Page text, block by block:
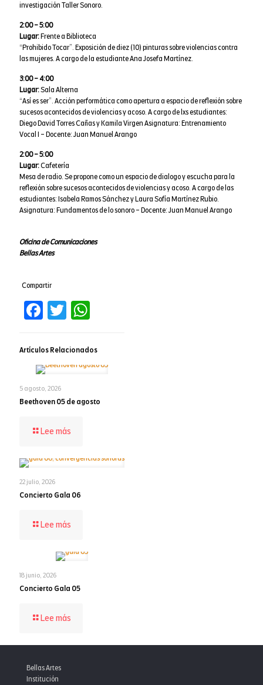
investigación Taller Sonoro.
2:00 – 5:00
Lugar:Frente a Biblioteca
“Prohibido Tocar”. Exposición de diez (10) pinturas sobre violencias contra
las mujeres. A cargo de la estudiante Ana Josefa Martínez.
3:00 – 4:00
Lugar:Sala Alterna
“Así es ser”. Acción performática como apertura a espacio de reflexión sobre
sucesos acontecidos de violencias y acoso. A cargo de lxs estudiantes:
Diego David Torres Cañas y Kamila Virgen Asignatura: Entrenamiento
Vocal I – Docente: Juan Manuel Arango
2:00 – 5:00
Lugar:Cafetería
Mesa de radio. Se propone como un espacio de dialogo y escucha para la
reflexión sobre sucesos acontecidos de violencias y acoso. A cargo de las
estudiantes: Isabela Ramos Sánchez y Laura Sofía Martínez Rubio.
Asignatura: Fundamentos de lo sonoro – Docente: Juan Manuel Arango
Oficina de Comunicaciones
Bellas Artes
Compartir
Facebook
TwitterWhatsApp
Artículos Relacionados
5 agosto, 2026
Beethoven 05 de agosto
Lee más
de
22 julio, 2026
Concierto Gala 06
Lee más
06
18 junio, 2026
Concierto Gala 05
Lee más
Bellas Artes
Institución